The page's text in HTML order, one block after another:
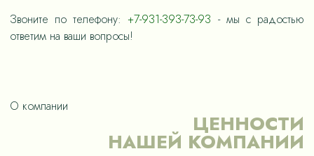
Звоните по телефону:+7-931-393-73-93 - мы с радостью
ответим на ваши вопросы!
О компании
ЦЕННОСТИ
НАШЕЙ КОМПАНИИ